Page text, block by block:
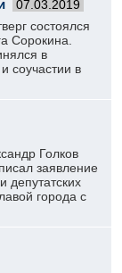
07.03.2019
состоялся
Сорокина.
в
соучастии в
Голков
заявление
депутатских
города с